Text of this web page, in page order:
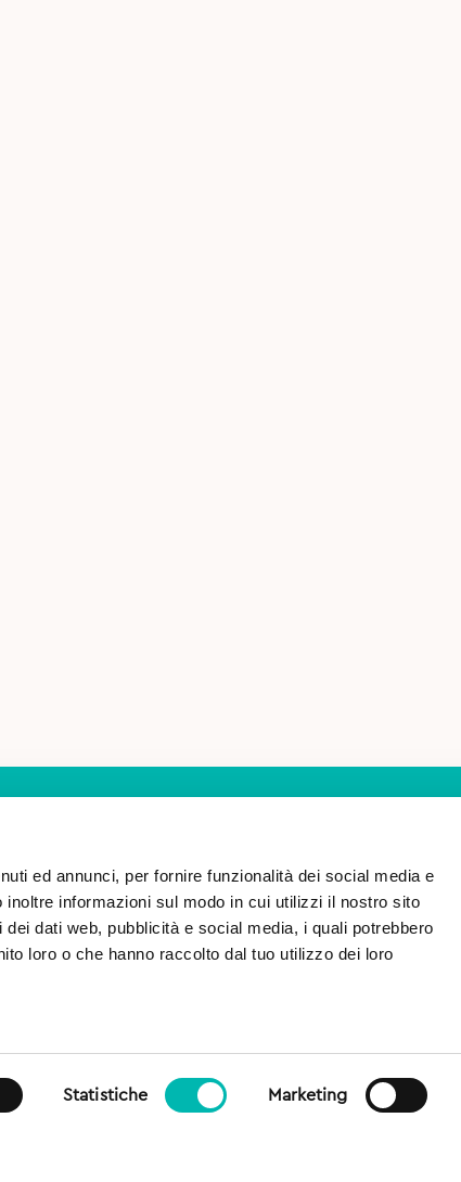
ed annunci, per fornire funzionalità dei social media e
informazioni sul modo in cui utilizzi il nostro sito
dati web, pubblicità e social media, i quali potrebbero
loro o che hanno raccolto dal tuo utilizzo dei loro
Statistiche Marketing